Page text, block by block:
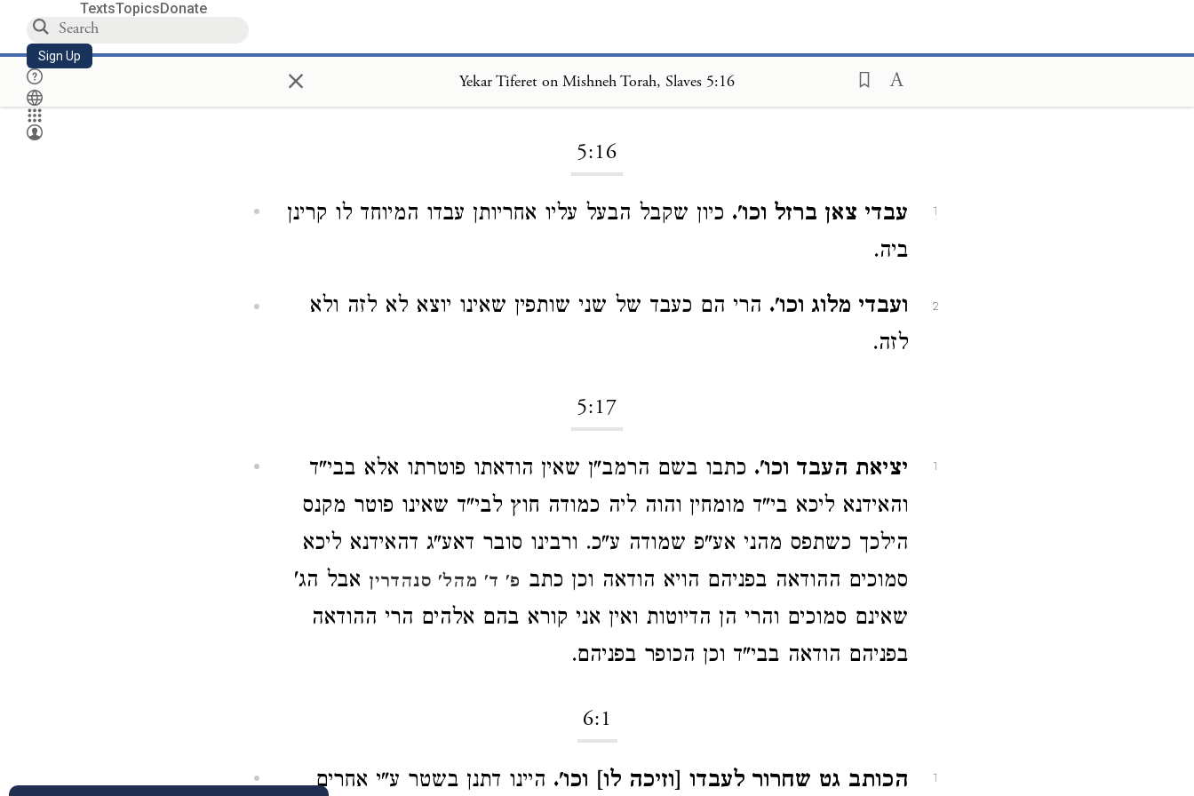
TextsTopicsDonate
Sign Up × Yekar Tiferet on Mishneh Torah, Slaves 5:16
5:16
1 עבדי צאן ברזל וכו'. כיון שקבל הבעל עליו אחריותן עבדו המיוחד לו קרינן
ביה.
2 ועבדי מלוג וכו'. הרי הם כעבד של שני שותפין שאינו יוצא לא לזה ולא
לזה.
5:17
1 יציאת העבד וכו'. כתבו בשם הרמב"ן שאין הודאתו פוטרתו אלא בבי"ד
והאידנא ליכא בי"ד מומחין והוה ליה כמודה חוץ לבי"ד שאינו פוטר מקנס
הילכך כשתפס מהני אע"פ שמודה ע"כ. ורבינו סובר דאע"ג דהאידנא ליכא
סמוכים ההודאה בפניהם הויא הודאה וכן כתב פ' ד' מהל' סנהדרין אבל הג'
שאינם סמוכים והרי הן הדיוטות ואין אני קורא בהם אלהים הרי ההודאה
בפניהם הודאה בבי"ד וכן הכופר בפניהם.
6:1
1 הכותב גט שחרור לעבדו [וזיכה לו] וכו'. היינו דתנן בשטר ע"י אחרים